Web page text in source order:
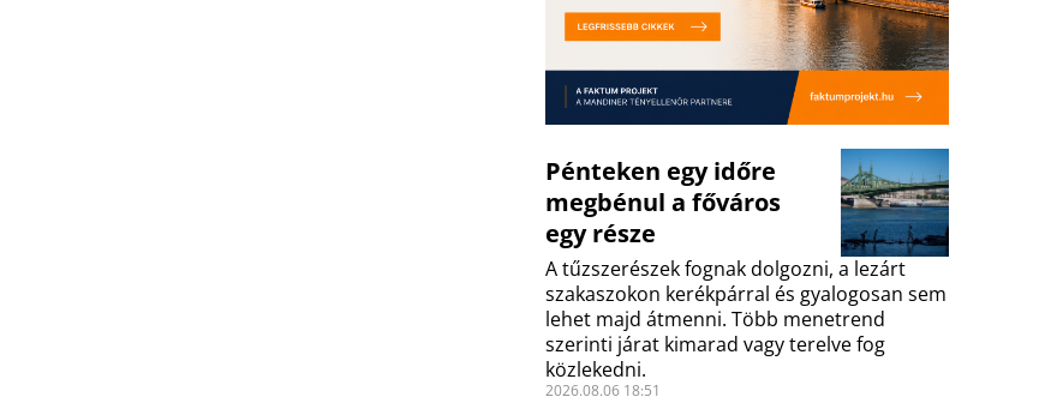
Pénteken egy időre
megbénul a főváros
egy része
A tűzszerészek fognak dolgozni, a lezárt
szakaszokon kerékpárral és gyalogosan sem
lehet majd átmenni. Több menetrend
szerinti járat kimarad vagy terelve fog
közlekedni.
2026.08.06 18:51